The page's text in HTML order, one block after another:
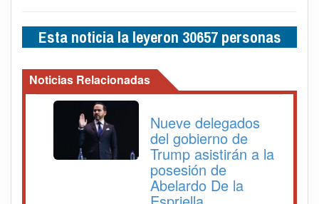
Esta noticia la leyeron 30657 personas
Noticias Relacionadas
Nueve delegados
del gobierno de
Trump asistirán a la
posesión de
Abelardo De la